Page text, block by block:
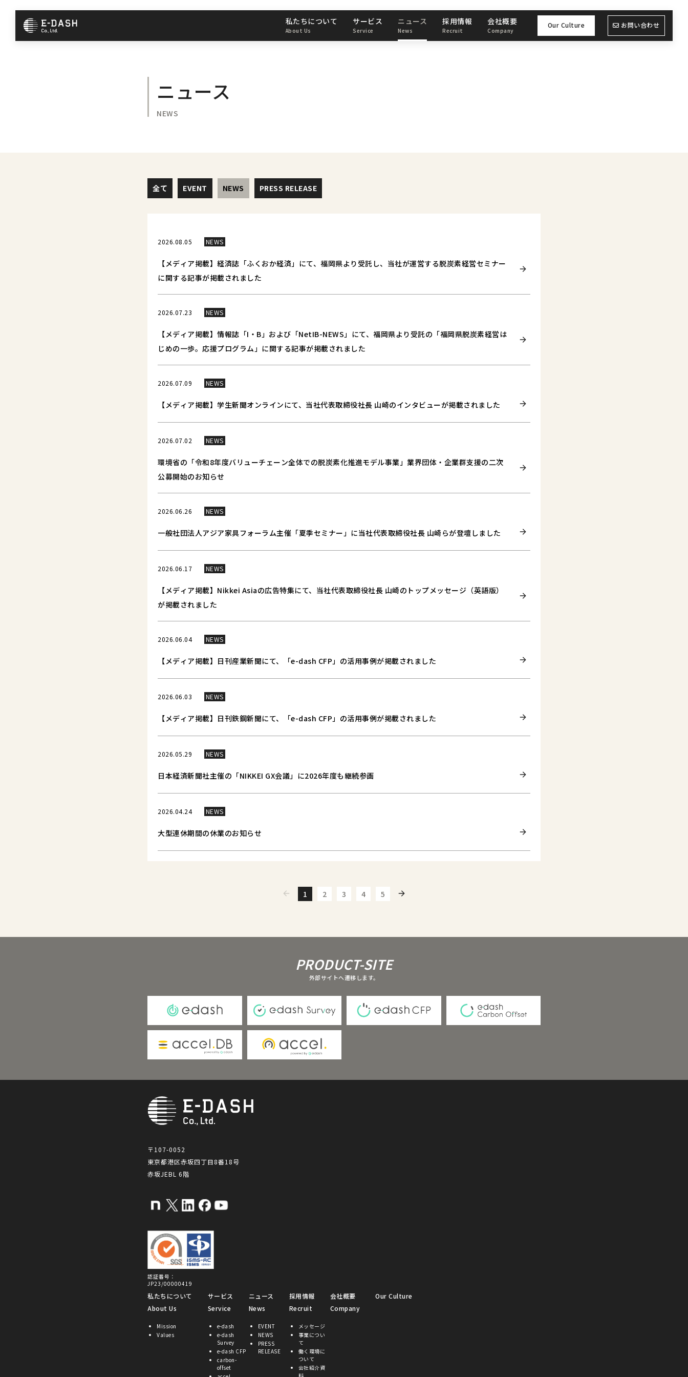
私たちについて
About Us
サービス
Service
ニュース
News
採用情報
Recruit
会社概要
Company
Our Culture お問い合わせ
ニュース
NEWS
全て EVENT NEWS PRESS RELEASE
2026.08.05 NEWS
【メディア掲載】経済誌「ふくおか経済」にて、福岡県より受託し、当社が運営する脱炭素経営セミナー
に関する記事が掲載されました
2026.07.23 NEWS
【メディア掲載】情報誌「I・B」および「NetIB-NEWS」にて、福岡県より受託の「福岡県脱炭素経営は
じめの一歩。応援プログラム」に関する記事が掲載されました
2026.07.09 NEWS
【メディア掲載】学生新聞オンラインにて、当社代表取締役社長 山崎のインタビューが掲載されました
2026.07.02 NEWS
環境省の「令和8年度バリューチェーン全体での脱炭素化推進モデル事業」業界団体・企業群支援の二次
公募開始のお知らせ
2026.06.26 NEWS
一般社団法人アジア家具フォーラム主催「夏季セミナー」に当社代表取締役社長 山崎らが登壇しました
2026.06.17 NEWS
【メディア掲載】Nikkei Asiaの広告特集にて、当社代表取締役社長 山崎のトップメッセージ（英語版）
が掲載されました
2026.06.04 NEWS
【メディア掲載】日刊産業新聞にて、「e-dash CFP」の活用事例が掲載されました
2026.06.03 NEWS
【メディア掲載】日刊鉄鋼新聞にて、「e-dash CFP」の活用事例が掲載されました
2026.05.29 NEWS
日本経済新聞社主催の「NIKKEI GX会議」に2026年度も継続参画
2026.04.24 NEWS
大型連休期間の休業のお知らせ
1 2 3 4 5
PRODUCT-SITE
外部サイトへ遷移します。
〒107-0052
東京都港区赤坂四丁目8番18号
赤坂JEBL 6階
認証番号：
JP23/00000419
私たちについて
About Us
Mission
Values
サービス
Service
e-dash
e-dash
Survey
e-dash CFP
carbon-
offset
ニュース
News
EVENT
NEWS
PRESS
RELEASE
採用情報
Recruit
メッセージ
事業につい
て
働く環境に
ついて
会社紹介資
料
会社概要
Company
Our Culture